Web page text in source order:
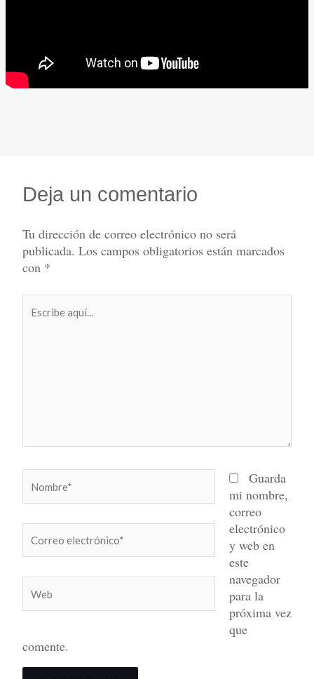
Deja un comentario
Tu dirección de correo electrónico no será
publicada. Los campos obligatorios están marcados
con *
aquí...
electrónico*
Guarda
mi nombre,
correo
electrónico
y web en
este
navegador
para la
próxima vez
que
comente.